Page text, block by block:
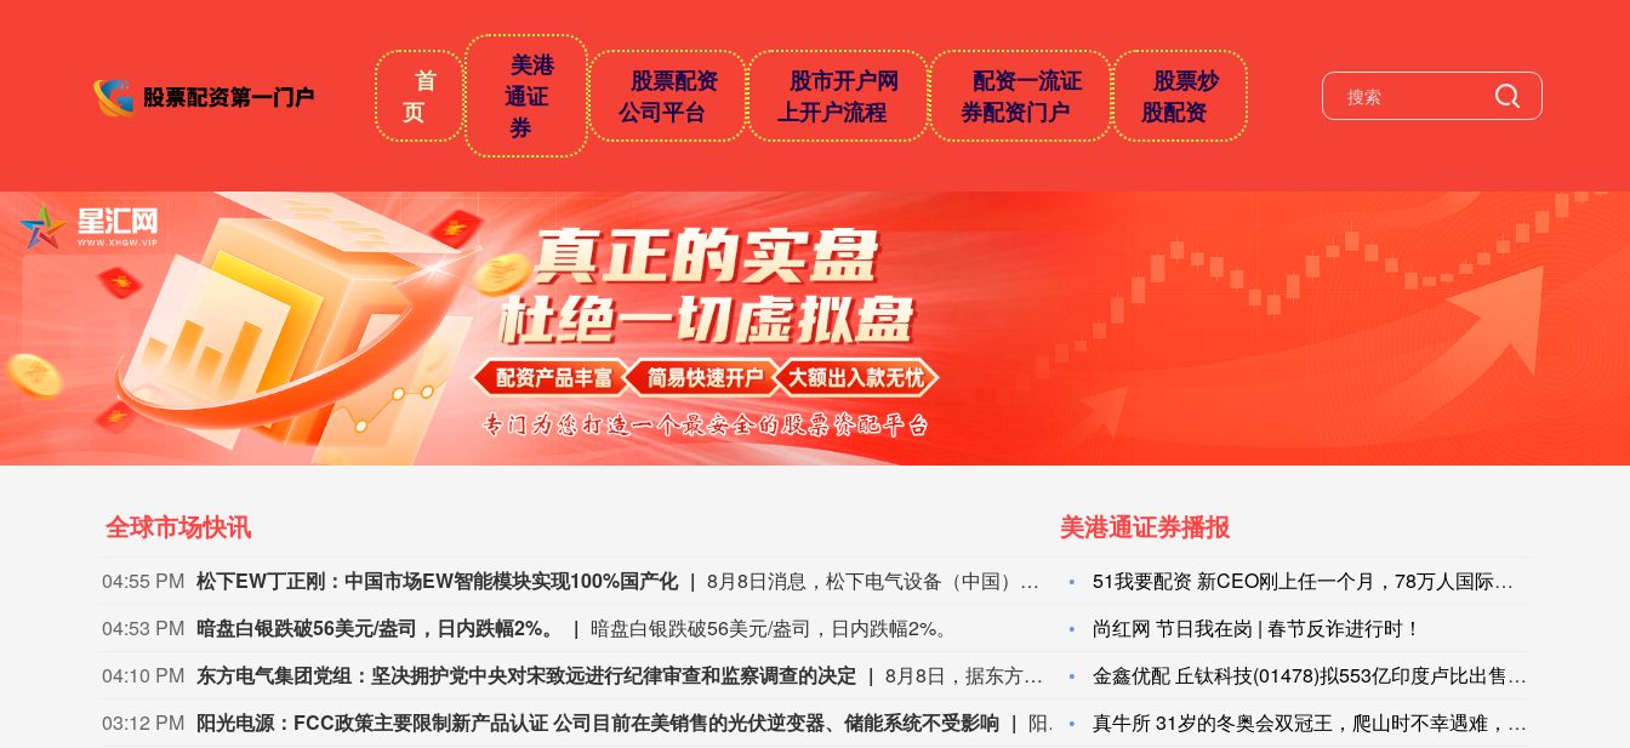
首
页
美港
通证
券
股票配资
公司平台
股市开户网
上开户流程
配资一流证
券配资门户
股票炒
股配资
全球市场快讯
04:55 PM 松下EW丁正刚：中国市场EW智能模块实现100%国产化
8月8日消息，松下电气设备（中国）有限公司电材营销本部长丁正刚称，松下EW智能模块的产品，已实现100%国产化。未来松下EW积极推进照明、开关和全屋智能业务，聚焦重庆、成都、昆明等重点西部城市。（界面新闻）
04:53 PM 暗盘白银跌破56美元/盎司，日内跌幅2%。
暗盘白银跌破56美元/盎司，日内跌幅2%。
04:10 PM 东方电气集团党组：坚决拥护党中央对宋致远进行纪律审查和监察调查的决定
8月8日，据东方电气集团消息，近日，东方电气集团党组召开会议，通报中央纪委国家监委对宋致远涉嫌严重违纪违法进行纪律审查和监察调查的决定。集团公司党组书记、董事长罗乾宜主持会议并讲话。与会同志一致表示，坚决拥护党中央决定，坚决拥护中央纪委国家监委决定。
03:12 PM 阳光电源：FCC政策主要限制新产品认证 公司目前在美销售的光伏逆变器、储能系统不受影响
阳光电源(300274)8月8日在互动平台表示，公司目前初步判断，FCC政策主要限制新产品认证，不影响已获认证产品的销售，公司目前在美销售的光伏逆变器、储能系统不受影响。
美港通证券播报
51我要配资 新CEO刚上任一个月，78万人国际巨头宣布：裁
尚红网 节日我在岗 | 春节反诈进行时！
金鑫优配 丘钛科技(01478)拟553亿印度卢比出售印度丘
真牛所 31岁的冬奥会双冠王，爬山时不幸遇难，出发前说若出事